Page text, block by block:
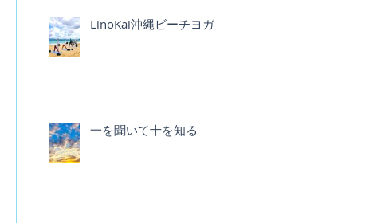
LinoKai沖縄ビーチヨガ
一を聞いて十を知る